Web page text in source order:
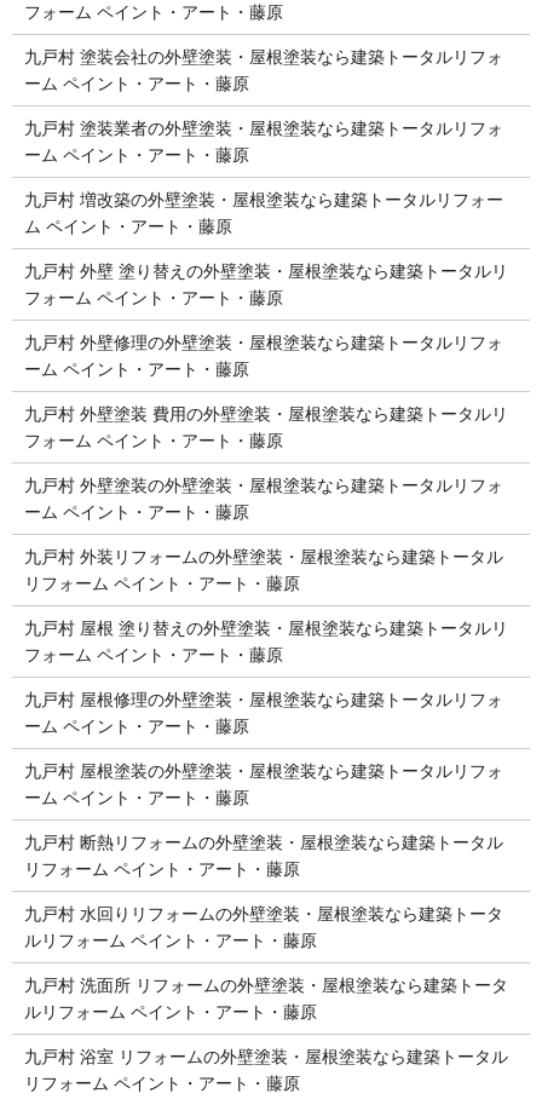
フォーム ペイント・アート・藤原
九戸村 塗装会社の外壁塗装・屋根塗装なら建築トータルリフォ
ーム ペイント・アート・藤原
九戸村 塗装業者の外壁塗装・屋根塗装なら建築トータルリフォ
ーム ペイント・アート・藤原
九戸村 増改築の外壁塗装・屋根塗装なら建築トータルリフォー
ム ペイント・アート・藤原
九戸村 外壁 塗り替えの外壁塗装・屋根塗装なら建築トータルリ
フォーム ペイント・アート・藤原
九戸村 外壁修理の外壁塗装・屋根塗装なら建築トータルリフォ
ーム ペイント・アート・藤原
九戸村 外壁塗装 費用の外壁塗装・屋根塗装なら建築トータルリ
フォーム ペイント・アート・藤原
九戸村 外壁塗装の外壁塗装・屋根塗装なら建築トータルリフォ
ーム ペイント・アート・藤原
九戸村 外装リフォームの外壁塗装・屋根塗装なら建築トータル
リフォーム ペイント・アート・藤原
九戸村 屋根 塗り替えの外壁塗装・屋根塗装なら建築トータルリ
フォーム ペイント・アート・藤原
九戸村 屋根修理の外壁塗装・屋根塗装なら建築トータルリフォ
ーム ペイント・アート・藤原
九戸村 屋根塗装の外壁塗装・屋根塗装なら建築トータルリフォ
ーム ペイント・アート・藤原
九戸村 断熱リフォームの外壁塗装・屋根塗装なら建築トータル
リフォーム ペイント・アート・藤原
九戸村 水回りリフォームの外壁塗装・屋根塗装なら建築トータ
ルリフォーム ペイント・アート・藤原
九戸村 洗面所 リフォームの外壁塗装・屋根塗装なら建築トータ
ルリフォーム ペイント・アート・藤原
九戸村 浴室 リフォームの外壁塗装・屋根塗装なら建築トータル
リフォーム ペイント・アート・藤原